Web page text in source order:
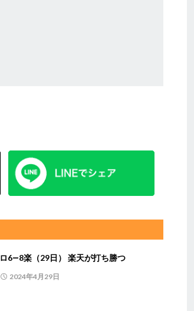
ロ6―8楽（29日） 楽天が打ち勝つ
2024年4月29日